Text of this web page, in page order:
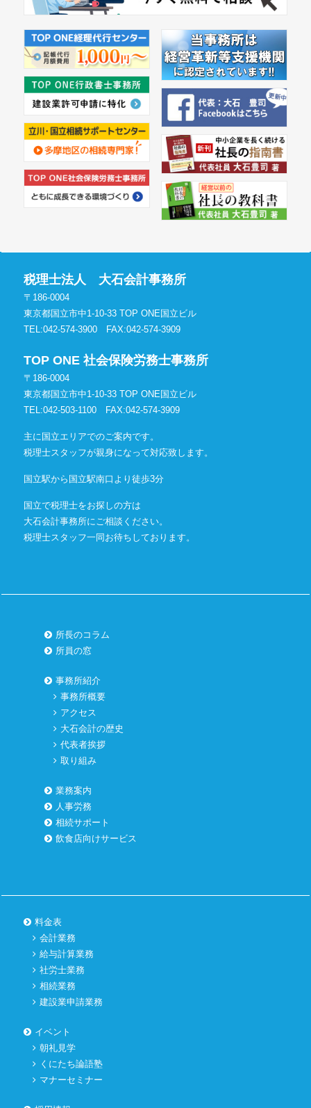
税理士法人 大石会計事務所
〒186-0004
東京都国立市中1-10-33 TOP ONE国立ビル
TEL:042-574-3900
FAX:042-574-3909
TOP ONE 社会保険労務士事務所
〒186-0004
東京都国立市中1-10-33 TOP ONE国立ビル
TEL:042-503-1100
FAX:042-574-3909
主に国立エリアでのご案内です。
税理士スタッフが親身になって対応致します。
国立駅から国立駅南口より徒歩3分
国立で税理士をお探しの方は
大石会計事務所にご相談ください。
税理士スタッフ一同お待ちしております。
所長のコラム
所員の窓
事務所紹介
事務所概要
アクセス
大石会計の歴史
代表者挨拶
取り組み
業務案内
人事労務
相続サポート
飲食店向けサービス
料金表
会計業務
給与計算業務
社労士業務
相続業務
建設業申請業務
イベント
朝礼見学
くにたち論語塾
マナーセミナー